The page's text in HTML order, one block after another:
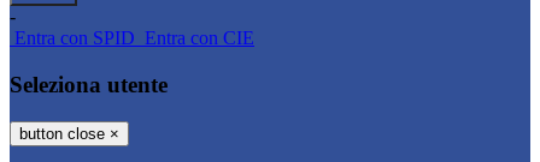
-
Entra con SPID Entra con CIE
Seleziona utente
button close ×